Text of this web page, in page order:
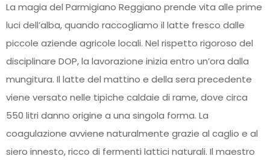
La magia del Parmigiano Reggiano prende vita alle prime
luci dell’alba, quando raccogliamo il latte fresco dalle
piccole aziende agricole locali. Nel rispetto rigoroso del
disciplinare DOP, la lavorazione inizia entro un’ora dalla
mungitura. Il latte del mattino e della sera precedente
viene versato nelle tipiche caldaie di rame, dove circa
550 litri danno origine a una singola forma. La
coagulazione avviene naturalmente grazie al caglio e al
siero innesto, ricco di fermenti lattici naturali. Il maestro